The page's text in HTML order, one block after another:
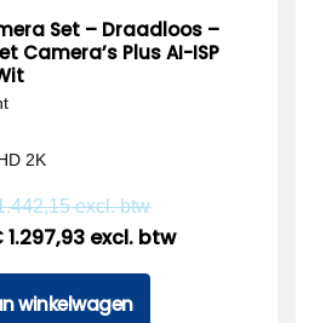
Set – Draadloos –
Camera’s Plus AI-ISP
2K
excl. btw
1.297,93 excl. btw
winkelwagen